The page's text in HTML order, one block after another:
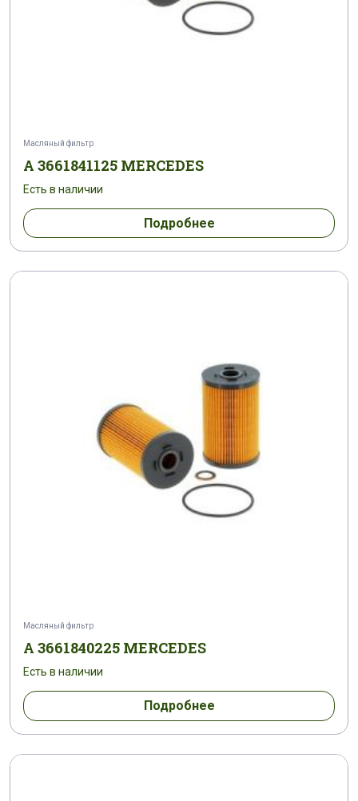
Масляный фильтр
A 3661841125 MERCEDES
Есть в наличии
Подробнее
Масляный фильтр
A 3661840225 MERCEDES
Есть в наличии
Подробнее